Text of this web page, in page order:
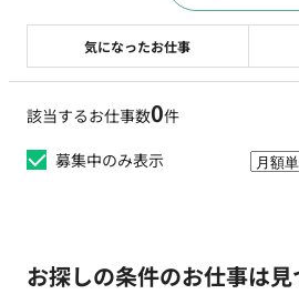
該当するお仕事数0件
募集中のみ表示
お探しの条件のお仕事は
気になったお仕事